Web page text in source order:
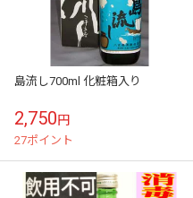
島流し700ml 化粧箱入り
2,750円
27ポイント